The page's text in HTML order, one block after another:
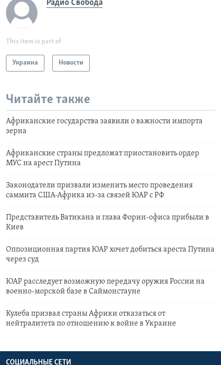
Радио Свобода
This item is part of
Украина Новости
Читайте также
Африканские государства заявили о важности импорта
зерна
Африканские страны предложат приостановить ордер
МУС на арест Путина
Законодатели призвали изменить место проведения
саммита США-Африка из-за связей ЮАР с РФ
Представитель Ватикана и глава Форин-офиса прибыли в
Киев
Оппозиционная партия ЮАР хочет добиться ареста Путина
через суд
ЮАР расследует возможную передачу оружия России на
военно-морской базе в Саймонстауне
Кулеба призвал страны Африки отказаться от
нейтралитета по отношению к войне в Украине
СОЦИАЛЬНЫЕ СЕТИ